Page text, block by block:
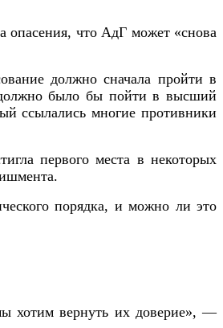
опасения, что АдГ может «снова
должно сначала пройти в
должно было бы пойти в высший
ссылались многие противники
первого места в некоторых
порядка, и можно ли это
хотим вернуть их доверие», —